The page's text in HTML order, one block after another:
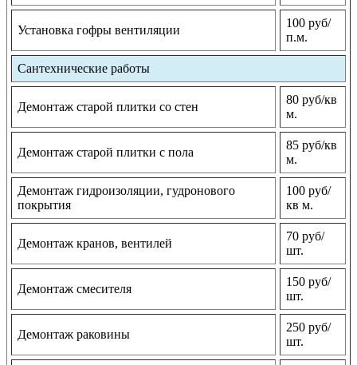
Установка гофры вентиляции
100 руб/
п.м.
Сантехнические работы
Демонтаж старой плитки со стен
80 руб/кв
м.
Демонтаж старой плитки с пола
85 руб/кв
м.
Демонтаж гидроизоляции, гудронового
покрытия
100 руб/
кв м.
Демонтаж кранов, вентилей
70 руб/
шт.
Демонтаж смесителя
150 руб/
шт.
Демонтаж раковины
250 руб/
шт.